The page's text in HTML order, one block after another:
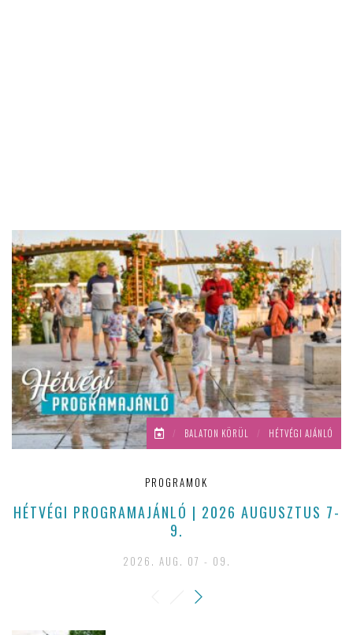
/ BALATON KÖRÜL / HÉTVÉGI AJÁNLÓ
PROGRAMOK
HÉTVÉGI PROGRAMAJÁNLÓ | 2026 AUGUSZTUS 7-
9.
2026. AUG. 07 - 09.